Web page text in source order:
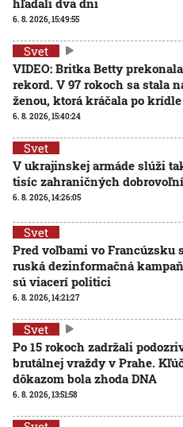
6. 8. 2026, 15:49:55
Svet
VIDEO: Britka Betty
rekord. V 97 rokoch sa stala
ženou, ktorá kráčala po
6. 8. 2026, 15:40:24
Svet
V ukrajinskej armáde slúži
tisíc zahraničných
6. 8. 2026, 14:26:05
Svet
Pred voľbami vo Francúzsku
ruská dezinformačná
sú viacerí politici
6. 8. 2026, 14:21:27
Svet
Po 15 rokoch zadržali
brutálnej vraždy v Prahe.
dôkazom bola zhoda DNA
6. 8. 2026, 13:51:58